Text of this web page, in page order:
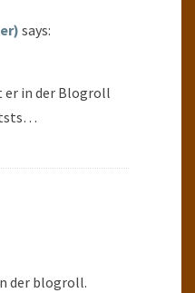
says:
er in der Blogroll
tsts…
der blogroll.